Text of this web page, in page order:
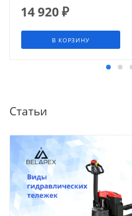
14 920₽
В КОРЗИНУ
Статьи